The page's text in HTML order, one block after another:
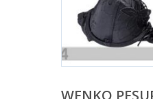
WENKO